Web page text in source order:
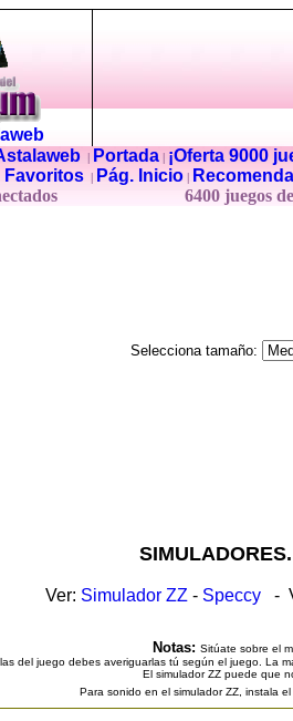
| Portada|
¡Oferta 9000
Favoritos
Pág. Inicio
6400 juegos
Selecciona tamaño:
Ver: Simulador ZZ - Speccy -
Notas: Sitúate sobre el
del juego debes averiguarlas tú según el juego. La
El simulador ZZ puede que
Para sonido en el simulador ZZ, instala